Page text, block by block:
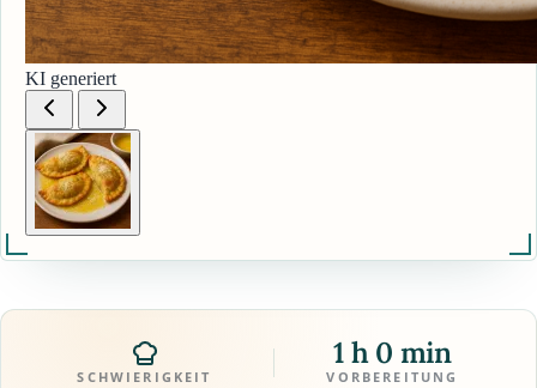
KI generiert
SCHWIERIGKEIT
1 h 0 min
VORBEREITUNG